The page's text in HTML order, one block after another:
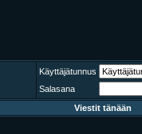
Käyttäjätunnus
Salasana
Viestit tänään